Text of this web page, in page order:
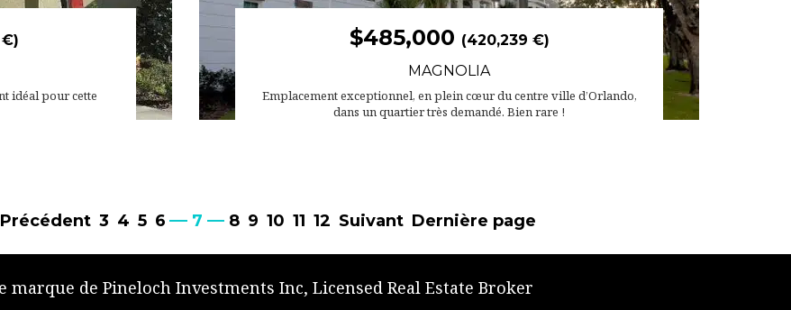
€)
idéal pour cette
$485,000 (420,239 €)
MAGNOLIA
Emplacement exceptionnel, en plein cœur du centre ville d’Orlando,
dans un quartier très demandé. Bien rare !
Précédent 3 4 5 6 7 8 9 10 11 12 Suivant Dernière page
marque de Pineloch Investments Inc, Licensed Real Estate Broker